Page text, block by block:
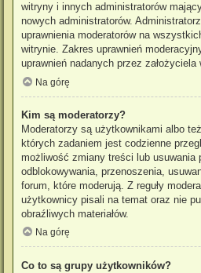
witryny i innych administratorów
nowych administratorów.
uprawnienia moderatorów na
witrynie. Zakres uprawnień
uprawnień nadanych przez założyciela
Na górę
Kim są moderatorzy?
Moderatorzy są użytkownikami albo
których zadaniem jest codzienne
możliwość zmiany treści lub usuwania
odblokowywania, przenoszenia,
forum, które moderują. Z reguły
użytkownicy pisali na temat oraz nie
obraźliwych materiałów.
Na górę
Co to są grupy użytkowników?